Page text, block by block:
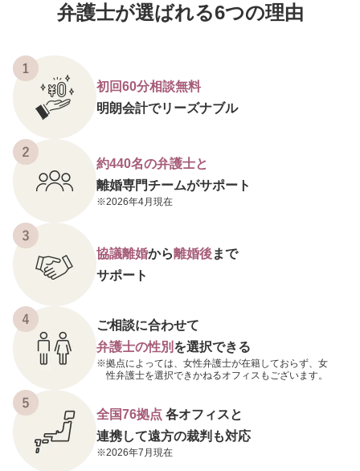
弁護士が選ばれる6つの理由
初回60分相談無料
明朗会計でリーズナブル
約440名の弁護士と
離婚専門チームがサポート
2026年4月現在
協議離婚から離婚後まで
サポート
ご相談に合わせて
弁護士の性別 を選択できる
拠点によっては、女性弁護士が在籍しておらず、女
性弁護士を選択できかねるオフィスもございます。
全国76拠点 各オフィスと
連携して遠方の裁判も対応
2026年7月現在